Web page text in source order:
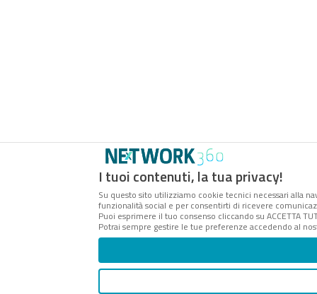
I tuoi contenuti, la tua privacy!
Su questo sito utilizziamo cookie tecnici necessari alla
funzionalità social e per consentirti di ricevere
Puoi esprimere il tuo consenso cliccando su ACCETTA
Potrai sempre gestire le tue preferenze accedendo al